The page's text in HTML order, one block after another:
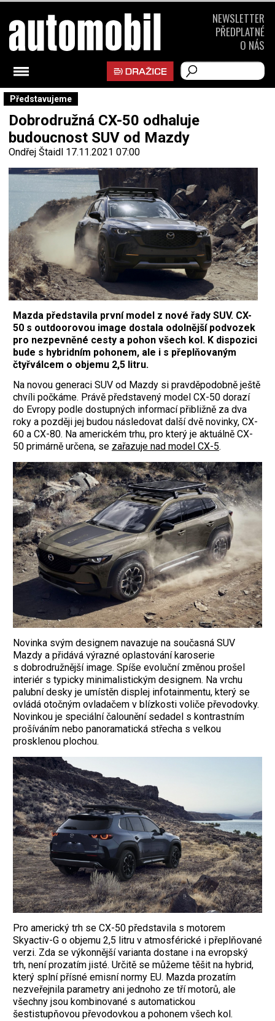
Představujeme
Dobrodružná CX-50 odhaluje
budoucnost SUV od Mazdy
Ondřej Štaidl 17.11.2021 07:00
Mazda představila první model z nové řady SUV. CX-
50 s outdoorovou image dostala odolnější podvozek
pro nezpevněné cesty a pohon všech kol. K dispozici
bude s hybridním pohonem, ale i s přeplňovaným
čtyřválcem o objemu 2,5 litru.
Na novou generaci SUV od Mazdy si pravděpodobně ještě
chvíli počkáme. Právě představený model CX-50 dorazí
do Evropy podle dostupných informací přibližně za dva
roky a později jej budou následovat další dvě novinky, CX-
60 a CX-80. Na americkém trhu, pro který je aktuálně CX-
50 primárně určena, se zařazuje nad model CX-5.
Novinka svým designem navazuje na současná SUV
Mazdy a přidává výrazné oplastování karoserie
s dobrodružnější image. Spíše evoluční změnou prošel
interiér s typicky minimalistickým designem. Na vrchu
palubní desky je umístěn displej infotainmentu, který se
ovládá otočným ovladačem v blízkosti voliče převodovky.
Novinkou je speciální čalounění sedadel s kontrastním
prošíváním nebo panoramatická střecha s velkou
prosklenou plochou.
Pro americký trh se CX-50 představila s motorem
Skyactiv-G o objemu 2,5 litru v atmosférické i přeplňované
verzi. Zda se výkonnější varianta dostane i na evropský
trh, není prozatím jisté. Určitě se můžeme těšit na hybrid,
který splní přísné emisní normy EU. Mazda prozatím
nezveřejnila parametry ani jednoho ze tří motorů, ale
všechny jsou kombinované s automatickou
šestistupňovou převodovkou a pohonem všech kol.
NEWSLETTER
PŘEDPLATNÉ
O NÁS